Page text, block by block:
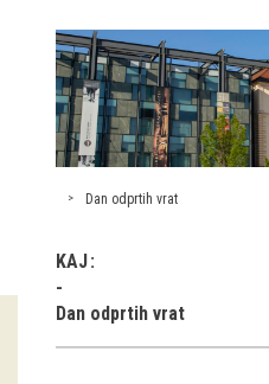
razstave
Stalne razstave
Občasne razstave
Virtualni sprehodi
Razstavni projekti
Dan odprtih vrat
KAJ
Dan odprtih vrat